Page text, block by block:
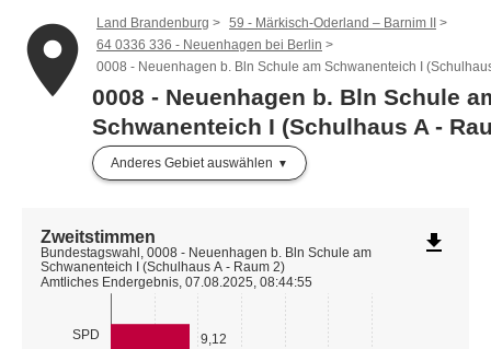
place Land Brandenburg
59 - Märkisch-Oderland – Barnim II
64 0336 336 - Neuenhagen bei Berlin
0008 - Neuenhagen b. Bln Schule am Schwanenteich I
0008 - Neuenhagen b. Bln Schule
Schwanenteich I (Schulhaus A -
Anderes Gebiet auswählen
SPD 9,12
Zweitstimmen
Bundestagswahl, 0008 - Neuenhagen b. Bln Schule am
Schwanenteich I (Schulhaus A - Raum 2)
Amtliches Endergebnis, 07.08.2025, 08:44:55
file_download